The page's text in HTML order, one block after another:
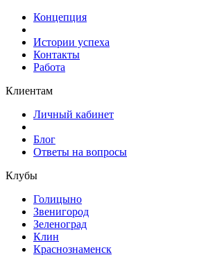
Концепция
Истории успеха
Контакты
Работа
Клиентам
Личный кабинет
Блог
Ответы на вопросы
Клубы
Голицыно
Звенигород
Зеленоград
Клин
Краснознаменск